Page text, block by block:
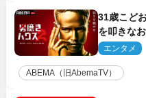
31歳こど
を叩きな
ーチ陣発表
エンタメ
ABEMA（旧AbemaTV）